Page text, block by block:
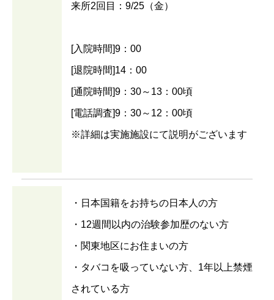
来所2回目：9/25（金）
[入院時間]9：00
[退院時間]14：00
[通院時間]9：30～13：00頃
[電話調査]9：30～12：00頃
※詳細は実施施設にて説明がございます
・日本国籍をお持ちの日本人の方
・12週間以内の治験参加歴のない方
・関東地区にお住まいの方
・タバコを吸っていない方、1年以上禁煙
されている方